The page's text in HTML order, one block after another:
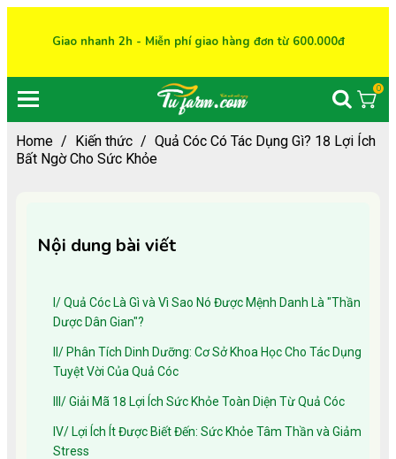
Giao nhanh 2h - Miễn phí giao hàng đơn từ 600.000đ
0
Home / Kiến thức / Quả Cóc Có Tác Dụng Gì? 18 Lợi Ích
Bất Ngờ Cho Sức Khỏe
Nội dung bài viết
I/ Quả Cóc Là Gì và Vì Sao Nó Được Mệnh Danh Là "Thần
Dược Dân Gian"?
II/ Phân Tích Dinh Dưỡng: Cơ Sở Khoa Học Cho Tác Dụng
Tuyệt Vời Của Quả Cóc
III/ Giải Mã 18 Lợi Ích Sức Khỏe Toàn Diện Từ Quả Cóc
IV/ Lợi Ích Ít Được Biết Đến: Sức Khỏe Tâm Thần và Giảm
Stress